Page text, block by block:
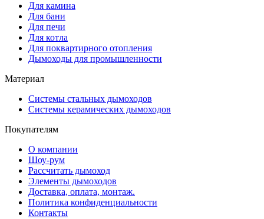
Для камина
Для бани
Для печи
Для котла
Для поквартирного отопления
Дымоходы для промышленности
Материал
Системы стальных дымоходов
Системы керамических дымоходов
Покупателям
О компании
Шоу-рум
Рассчитать дымоход
Элементы дымоходов
Доставка, оплата, монтаж.
Политика конфиденциальности
Контакты